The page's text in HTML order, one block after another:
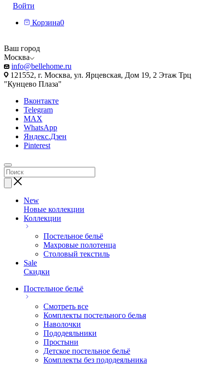
Войти
Корзина0
Ваш город
Москва
info@bellehome.ru
121552, г. Москва, ул. Ярцевская, Дом 19, 2 Этаж Трц
"Кунцево Плаза"
Вконтакте
Telegram
MAX
WhatsApp
Яндекс.Дзен
Pinterest
New
Новые коллекции
Коллекции
Постельное бельё
Махровые полотенца
Столовый текстиль
Sale
Скидки
Постельное бельё
Смотреть все
Комплекты постельного белья
Наволочки
Пододеяльники
Простыни
Детское постельное бельё
Комплекты без пододеяльника